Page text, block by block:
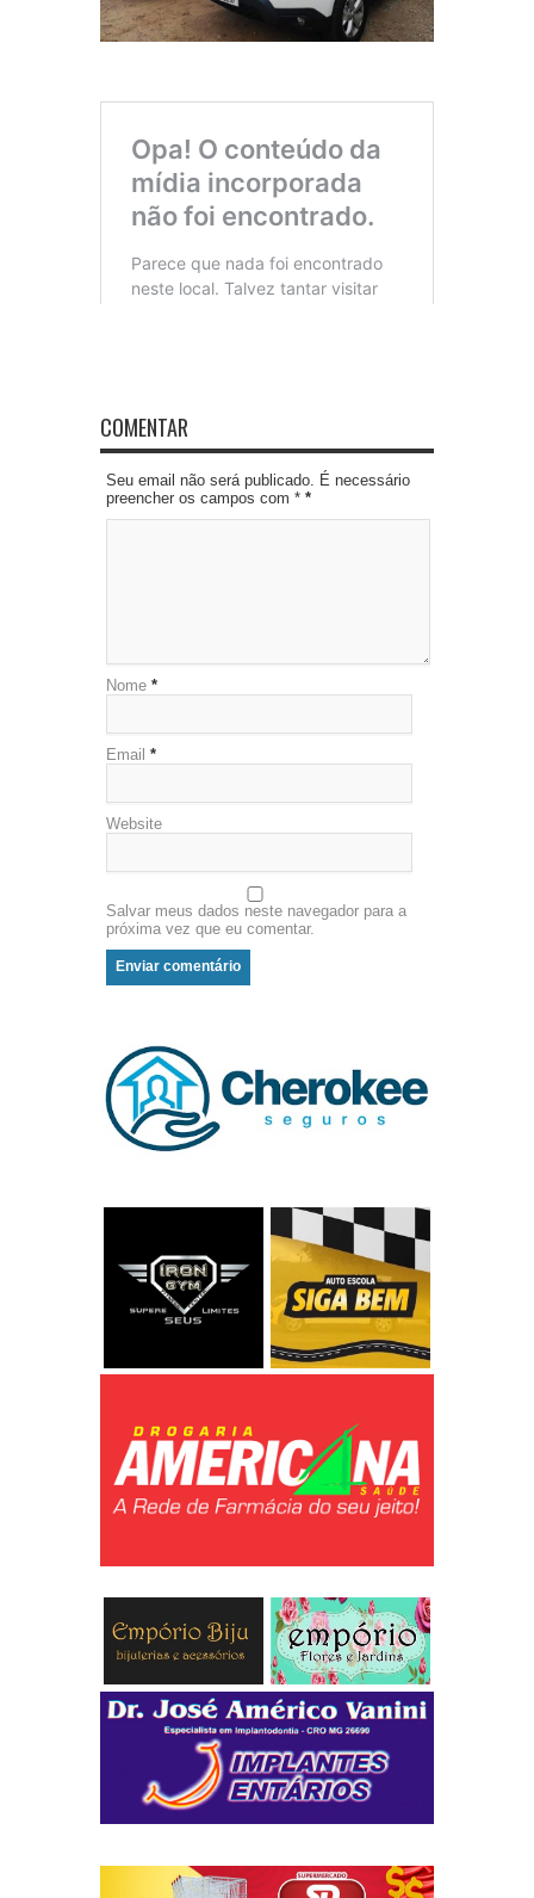
COMENTAR
Seu email não será publicado. É necessário
preencher os campos com * *
Nome *
Email *
Website
Salvar meus dados neste navegador para a
próxima vez que eu comentar.